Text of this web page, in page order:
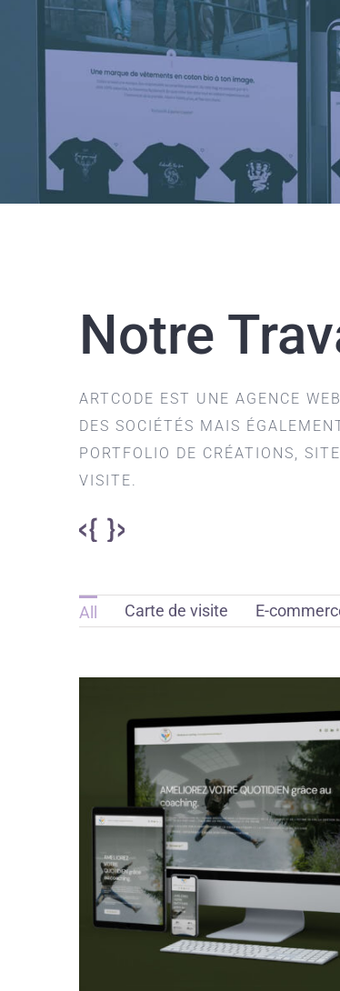
Notre
ARTCODE EST UNE AGENCE
DES SOCIÉTÉS MAIS
PORTFOLIO DE CRÉATIONS,
VISITE.
All Carte de visite E-